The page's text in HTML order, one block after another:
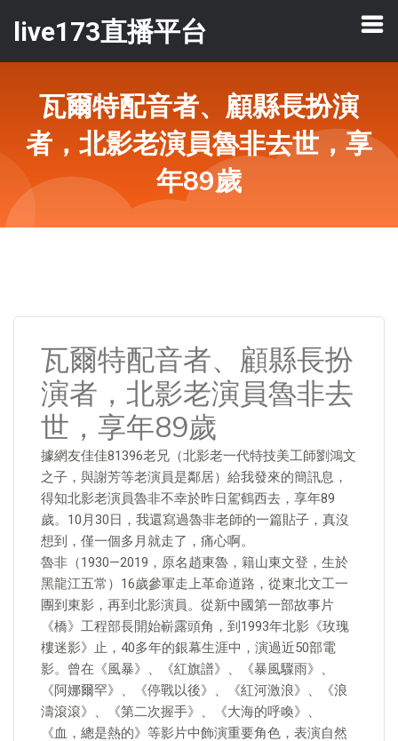
live173直播平台
瓦爾特配音者、顧縣長扮演
者，北影老演員魯非去世，享
年89歲
瓦爾特配音者、顧縣長扮
演者，北影老演員魯非去
世，享年89歲
據網友佳佳81396老兄（北影老一代特技美工師劉鴻文
之子，與謝芳等老演員是鄰居）給我發來的簡訊息，
得知北影老演員魯非不幸於昨日駕鶴西去，享年89
歲。10月30日，我還寫過魯非老師的一篇貼子，真沒
想到，僅一個多月就走了，痛心啊。
魯非（1930—2019，原名趙東魯，籍山東文登，生於
黑龍江五常）16歲參軍走上革命道路，從東北文工一
團到東影，再到北影演員。從新中國第一部故事片
《橋》工程部長開始嶄露頭角，到1993年北影《玫瑰
樓迷影》止，40多年的銀幕生涯中，演過近50部電
影。曾在《風暴》、《紅旗譜》、《暴風驟雨》、
《阿娜爾罕》、《停戰以後》、《紅河激浪》、《浪
濤滾滾》、《第二次握手》、《大海的呼喚》、
《血，總是熱的》等影片中飾演重要角色，表演自然